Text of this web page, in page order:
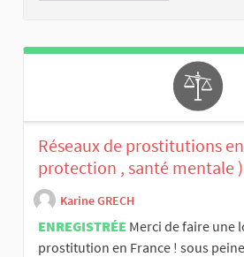
Réseaux de prostitutions
protection , santé mentale )
Karine GRECH
ENREGISTRÉE Merci de faire une
prostitution en France ! sous